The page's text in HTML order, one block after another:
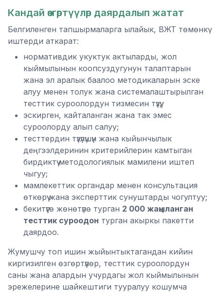
Кандай өзгөртүүлөр даярдалып жатат
Белгиленген тапшырмаларга ылайык, ВЖТ төмөнкү
иштерди аткарат:
нормативдик укуктук актыларды, жол
кыймылынын коопсуздугунун талаптарын
жана эл аралык баалоо методикаларын эске
алуу менен толук жана системалаштырылган
тесттик суроолордун тизмесин түзүү;
эскирген, кайталанган жана так эмес
суроолорду алып салуу;
тесттердин түзүлүшүн жана кыйынчылык
деңгээлдеринин критерийлерин камтыган
бирдиктүү методологиялык мамилени иштеп
чыгуу;
мамлекеттик органдар менен консультация
өткөрүү жана эксперттик сунуштарды чогултуу;
бекитүүгө жөнөтүлө турган 2 000 жаңыланган
тесттик суроодон турган акыркы пакетти
даярдоо.
Жумушчу топ ишин жыйынтыктагандан кийин
киргизилген өзгөртүүлөр, тесттик суроолордун
саны жана алардын учурдагы жол кыймылынын
эрежелерине шайкештиги тууралуу кошумча